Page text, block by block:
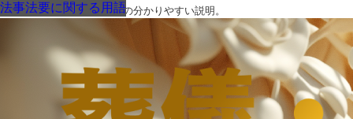
葬儀・葬式・法要についての分かりやすい説明。
法事法要に関する用語
法事法要に関する用語
法事法要に関する用語
法事法要に関する用語
法事法要に関する用語
法事法要に関する用語
法事法要に関する用語